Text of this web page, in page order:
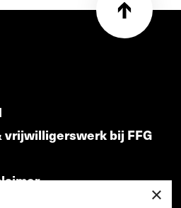
vrijwilligerswerk bij FFG
×